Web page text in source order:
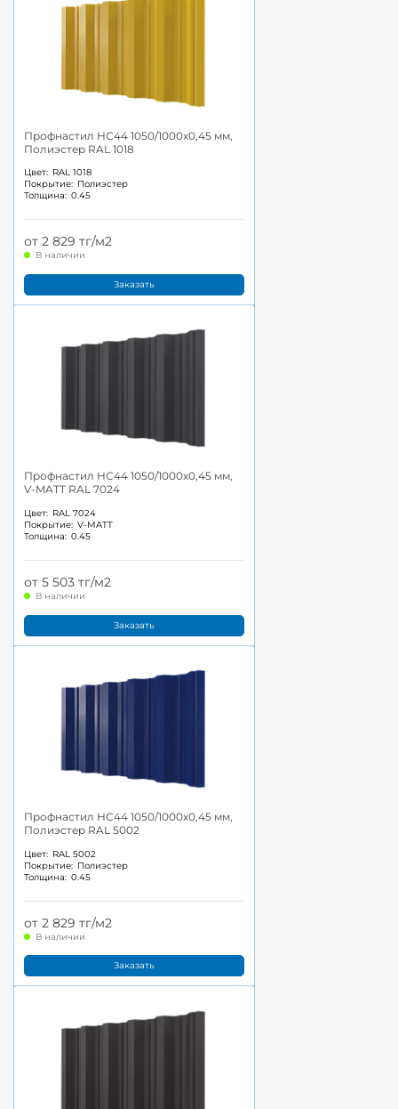
Профнастил НС44 1050/1000x0,45 мм,
Полиэстер RAL 1018
Цвет: RAL 1018
Покрытие: Полиэстер
Толщина: 0.45
от 2 829 тг/м2
В наличии
Заказать
Профнастил НС44 1050/1000x0,45 мм,
V-MATT RAL 7024
Цвет: RAL 7024
Покрытие: V-MATT
Толщина: 0.45
от 5 503 тг/м2
В наличии
Заказать
Профнастил НС44 1050/1000x0,45 мм,
Полиэстер RAL 5002
Цвет: RAL 5002
Покрытие: Полиэстер
Толщина: 0.45
от 2 829 тг/м2
В наличии
Заказать